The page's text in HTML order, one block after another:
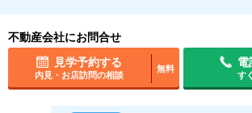
不動産会社にお問合せ
見学予約する
内見・お店訪問の相談
無料
電
す